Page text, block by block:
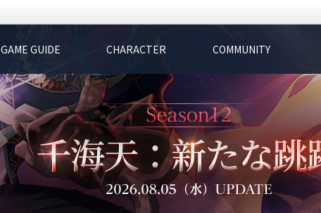
GAME GUIDE CHARACTER COMMUNITY